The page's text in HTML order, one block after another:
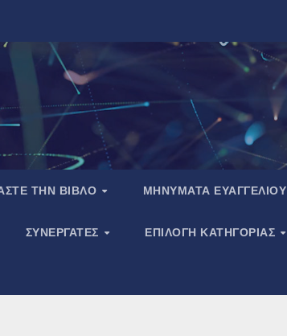
ΤΗΝ ΒΙΒΛΟ ΜΗΝΥΜΑΤΑ ΕΥΑΓΓΕΛΙΟΥ
ΣΥΝΕΡΓΑΤΕΣ ΕΠΙΛΟΓΗ ΚΑΤΗΓΟΡΙΑΣ